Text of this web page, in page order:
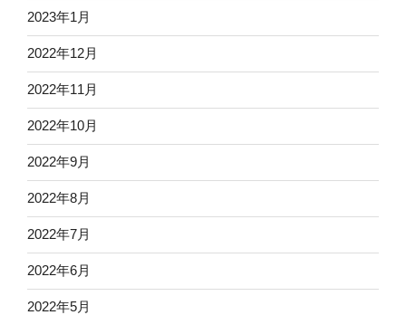
2023年1月
2022年12月
2022年11月
2022年10月
2022年9月
2022年8月
2022年7月
2022年6月
2022年5月